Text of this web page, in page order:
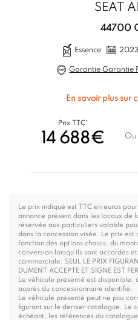
SEAT
44700
Essence 2023
Garantie Garantie
En savoir plus sur
Prix TTC*
14 688€ Ou
Le prix indiqué est TTC en euros
annonce présent dans les locaux de
réservée aux particuliers valable
dans la concession visée. Le prix est
fonction des options choisis, du
conversion lorsqu’ils sont accordés
commerciale. SEUL LE PRIX
DUMENT ACCEPTE ET SIGNE EST
Le véhicule présenté est
auprès du concessionnaire identifié.
Le véhicule présenté peut ne pas
figurant sur le dernier catalogue. Le
échéant, les références du